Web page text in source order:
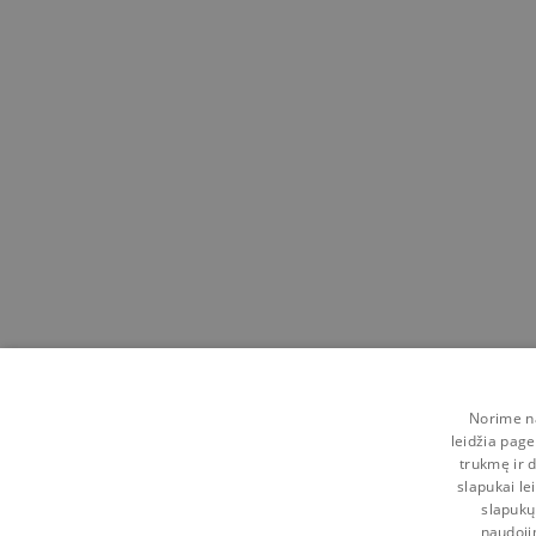
Norime
leidžia
trukmę ir
slapukai